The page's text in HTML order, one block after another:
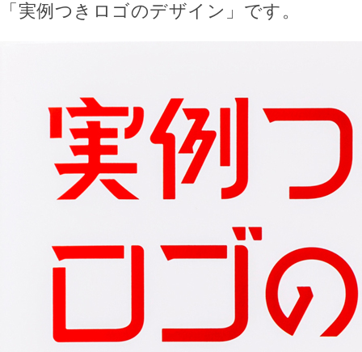
「実例つきロゴのデザイン」です。